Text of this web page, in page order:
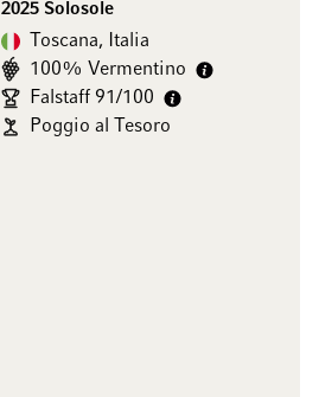
2025 Solosole
Toscana, Italia
100% Vermentino
Falstaff 91/100
Poggio al Tesoro